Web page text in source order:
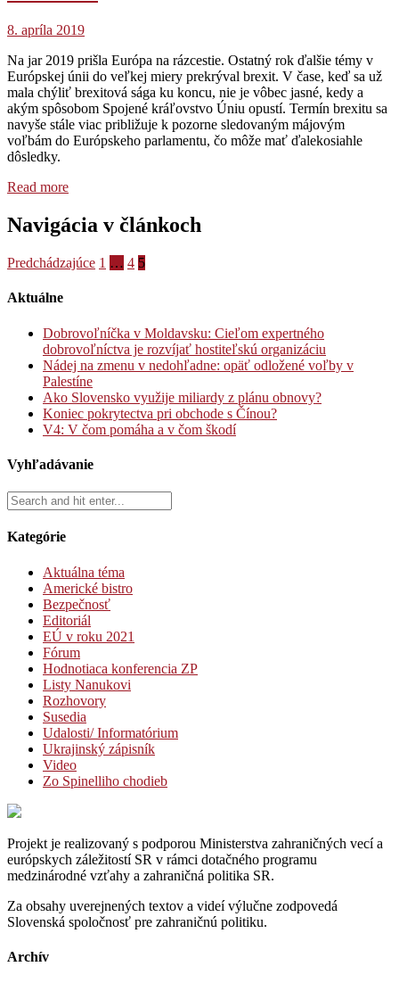
8. apríla 2019
Na jar 2019 prišla Európa na rázcestie. Ostatný rok ďalšie témy v
Európskej únii do veľkej miery prekrýval brexit. V čase, keď sa už
mala chýliť brexitová sága ku koncu, nie je vôbec jasné, kedy a
akým spôsobom Spojené kráľovstvo Úniu opustí. Termín brexitu sa
navyše stále viac približuje k pozorne sledovaným májovým
voľbám do Európskeho parlamentu, čo môže mať ďalekosiahle
dôsledky.
Read more
Navigácia v článkoch
Predchádzajúce 1 … 4 5
Aktuálne
Dobrovoľníčka v Moldavsku: Cieľom expertného
dobrovoľníctva je rozvíjať hostiteľskú organizáciu
Nádej na zmenu v nedohľadne: opäť odložené voľby v
Palestíne
Ako Slovensko využije miliardy z plánu obnovy?
Koniec pokrytectva pri obchode s Čínou?
V4: V čom pomáha a v čom škodí
Vyhľadávanie
Kategórie
Aktuálna téma
Americké bistro
Bezpečnosť
Editoriál
EÚ v roku 2021
Fórum
Hodnotiaca konferencia ZP
Listy Nanukovi
Rozhovory
Susedia
Udalosti/ Informatórium
Ukrajinský zápisník
Video
Zo Spinelliho chodieb
Projekt je realizovaný s podporou Ministerstva zahraničných vecí a
európskych záležitostí SR v rámci dotačného programu
medzinárodné vzťahy a zahraničná politika SR.
Za obsahy uverejnených textov a videí výlučne zodpovedá
Slovenská spoločnosť pre zahraničnú politiku.
Archív